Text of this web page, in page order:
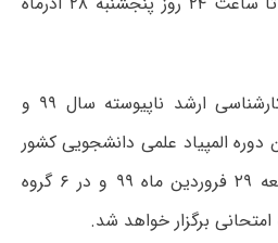
وی افزود: آزمون ورودی کارشناسی ارشد ناپیوسته سال ۹۹ و
المپیاد علمی دانشجویی کشور
روزهای پنجشنبه ۲۸ و جمعه ۲۹ فروردین ماه ۹۹ و در ۶ گروه